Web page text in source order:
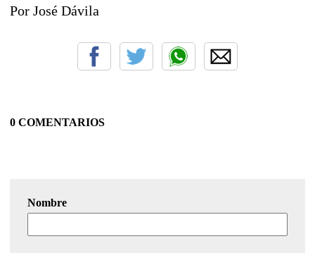
Por José Dávila
0 COMENTARIOS
Nombre